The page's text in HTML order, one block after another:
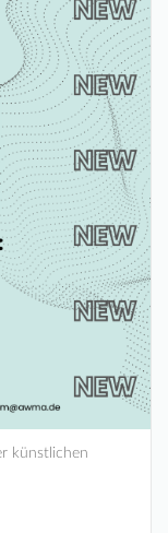
künstlichen